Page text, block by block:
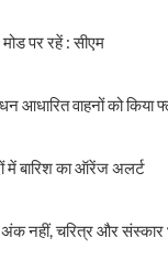
पर रहें : सीएम
आधारित वाहनों को
में बारिश का ऑरेंज अलर्ट
नहीं, चरित्र और संस्कार